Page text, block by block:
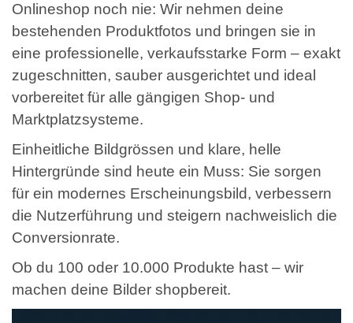
Onlineshop noch nie: Wir nehmen deine
bestehenden Produktfotos und bringen sie in
eine professionelle, verkaufsstarke Form – exakt
zugeschnitten, sauber ausgerichtet und ideal
vorbereitet für alle gängigen Shop- und
Marktplatzsysteme.
Einheitliche Bildgrössen und klare, helle
Hintergründe sind heute ein Muss: Sie sorgen
für ein modernes Erscheinungsbild, verbessern
die Nutzerführung und steigern nachweislich die
Conversionrate.
Ob du 100 oder 10.000 Produkte hast – wir
machen deine Bilder shopbereit.